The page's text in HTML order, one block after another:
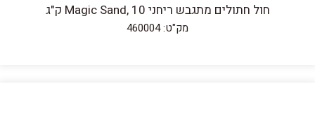
חול חתולים מתגבש ריחני 10 ,Magic Sand ק"ג
מק"ט: 460004